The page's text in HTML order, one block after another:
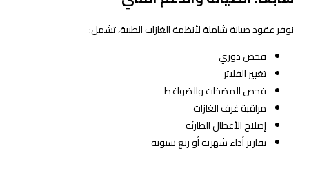
نوفر عقود صيانة شاملة لأنظمة الغازات الطبية، تشمل:
فحص دوري
تغيير الفلاتر
فحص المضخات والضواغط
مراقبة غرف الغازات
إصلاح الأعطال الطارئة
تقارير أداء شهرية أو ربع سنوية